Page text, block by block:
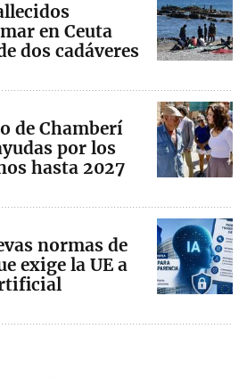
en Ceuta
dos cadáveres
de Chamberí
por los
hasta 2027
normas de
exige la UE a